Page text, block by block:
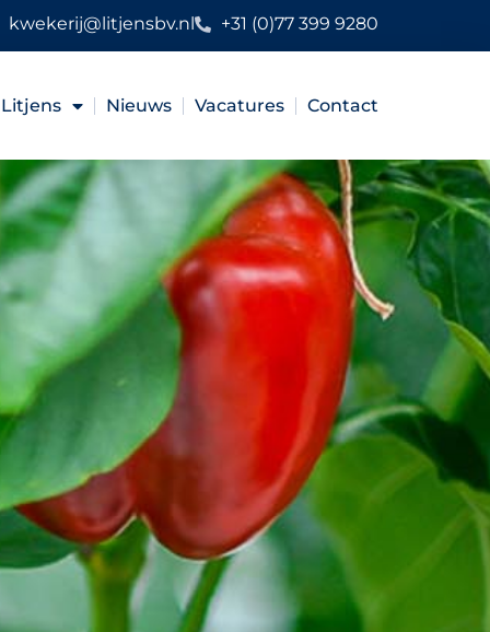
kwekerij@litjensbv.nl +31 (0)77 399 9280
Nieuws Vacatures Contact